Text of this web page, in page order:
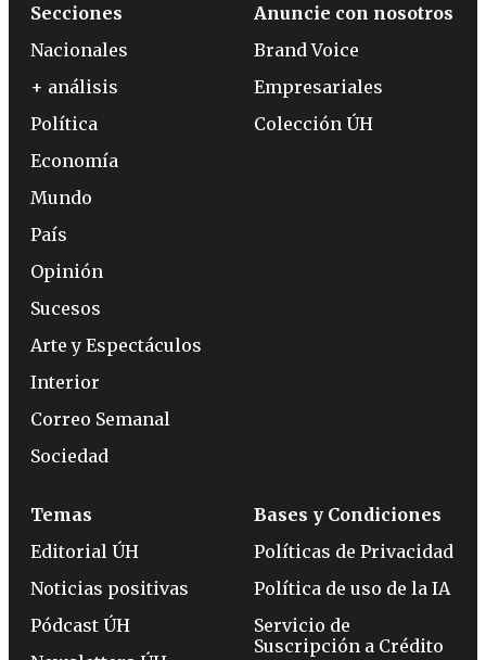
Secciones
Nacionales
+ análisis
Política
Economía
Mundo
País
Opinión
Sucesos
Arte y Espectáculos
Interior
Correo Semanal
Sociedad
Anuncie con nosotros
Brand Voice
Empresariales
Colección ÚH
Temas
Editorial ÚH
Noticias positivas
Pódcast ÚH
Bases y Condiciones
Políticas de Privacidad
Política de uso de la IA
Servicio de
Suscripción a Crédito